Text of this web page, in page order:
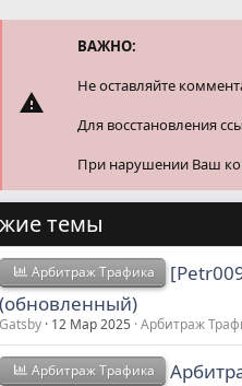
и
ВАЖНО:
Не оставляйте
Для восстановления
При нарушении Ваш
темы
Арбитраж Трафика
(обновленный)
Gatsby 12 Мар 2025 Арбитраж
Арбитраж Трафика